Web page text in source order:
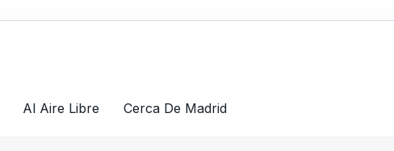
Al Aire Libre Cerca De Madrid